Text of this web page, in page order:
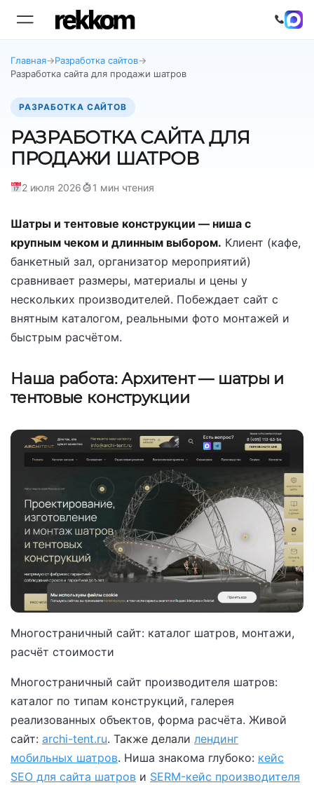
Главная→Разработка сайтов→
Разработка сайта для продажи шатров
РАЗРАБОТКА САЙТОВ
РАЗРАБОТКА САЙТА ДЛЯ
ПРОДАЖИ ШАТРОВ
2 июля 2026 1 мин чтения
Шатры и тентовые конструкции — ниша с
крупным чеком и длинным выбором. Клиент (кафе,
банкетный зал, организатор мероприятий)
сравнивает размеры, материалы и цены у
нескольких производителей. Побеждает сайт с
внятным каталогом, реальными фото монтажей и
быстрым расчётом.
Наша работа: Архитент — шатры и
тентовые конструкции
Многостраничный сайт: каталог шатров, монтажи,
расчёт стоимости
Многостраничный сайт производителя шатров:
каталог по типам конструкций, галерея
реализованных объектов, форма расчёта. Живой
сайт: archi-tent.ru. Также делали лендинг
мобильных шатров. Ниша знакома глубоко: кейс
SEO для сайта шатров и SERM-кейс производителя